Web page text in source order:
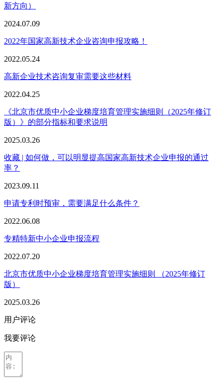
新方向）
2024.07.09
2022年国家高新技术企业咨询申报攻略！
2022.05.24
高新企业技术咨询复审需要这些材料
2022.04.25
《北京市优质中小企业梯度培育管理实施细则（2025年修订
版）》的部分指标和要求说明
2025.03.26
收藏 | 如何做，可以明显提高国家高新技术企业申报的通过
率？
2023.09.11
申请专利时预审，需要满足什么条件？
2022.06.08
专精特新中小企业申报流程
2022.07.20
北京市优质中小企业梯度培育管理实施细则 （2025年修订
版）
2025.03.26
用户评论
我要评论